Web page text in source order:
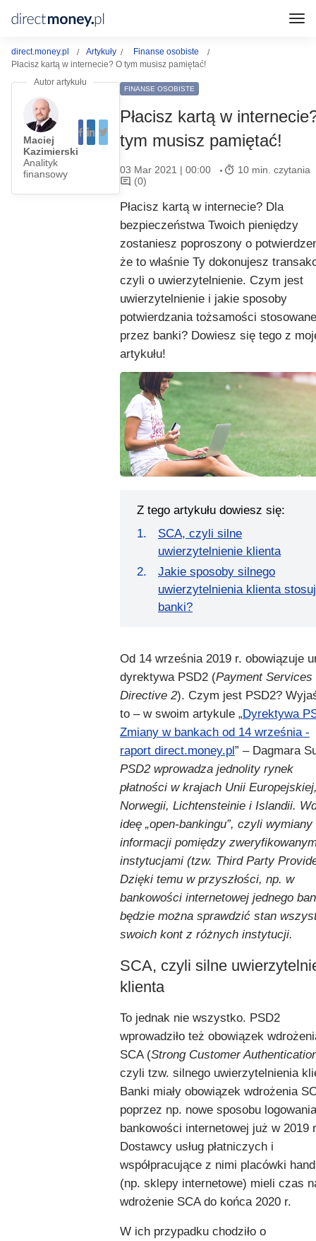
direct.money.pl Artykuły
Finanse osobiste
Płacisz kartą w internecie? O tym musisz pamiętać!
Maciej
Kazimierski
Analityk
finansowy
FINANSE OSOBISTE
Płacisz kartą w
tym musisz pamiętać!
03 Mar 2021 | 00:00
10 min. czytania
(0)
Płacisz kartą w internecie? Dla
bezpieczeństwa Twoich pieniędzy
zostaniesz poproszony o
że to właśnie Ty dokonujesz
czyli o uwierzytelnienie. Czym jest
uwierzytelnienie i jakie sposoby
potwierdzania tożsamości
przez banki? Dowiesz się tego z
artykułu!
Z tego artykułu dowiesz się:
SCA, czyli silne
uwierzytelnienie klienta
Jakie sposoby silnego
uwierzytelnienia klienta
banki?
Od 14 września 2019 r. obowiązuje
dyrektywa PSD2 (Payment Services
Directive 2). Czym jest PSD2?
to – w swoim artykule „ Dyrektywa
Zmiany w bankach od 14 września -
raport direct.money.pl ” – Dagmara
PSD2 wprowadza jednolity rynek
płatności w krajach Unii
Norwegii, Lichtensteinie i Islandii.
ideę „open-bankingu”, czyli wymiany
informacji pomiędzy
instytucjami (tzw. Third Party
Dzięki temu w przyszłości, np. w
bankowości internetowej jednego
będzie można sprawdzić stan
swoich kont z różnych instytucji.
SCA, czyli silne
klienta
To jednak nie wszystko. PSD2
wprowadziło też obowiązek
SCA (Strong Customer
czyli tzw. silnego uwierzytelnienia
Banki miały obowiązek wdrożenia
poprzez np. nowe sposobu
bankowości internetowej już w 2019
Dostawcy usług płatniczych i
współpracujące z nimi placówki
(np. sklepy internetowe) mieli czas
wdrożenie SCA do końca 2020 r.
W ich przypadku chodziło o